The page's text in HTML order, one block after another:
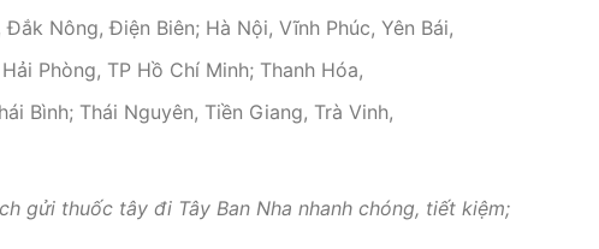
Nông, Điện Biên; Hà Nội, Vĩnh Phúc, Yên Bái,
Phòng, TP Hồ Chí Minh; Thanh Hóa,
Bình; Thái Nguyên, Tiền Giang, Trà Vinh,
gửi thuốc tây đi Tây Ban Nha nhanh chóng, tiết kiệm;